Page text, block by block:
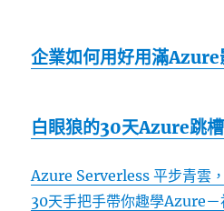
企業如何用好用滿Azure
白眼狼的30天Azure跳
Azure Serverless 平步青雲
30天手把手帶你趣學Azure